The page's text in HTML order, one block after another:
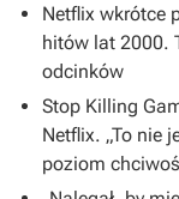
Netflix wkrótce
hitów lat 2000.
odcinków
Stop Killing
Netflix. „To nie
poziom